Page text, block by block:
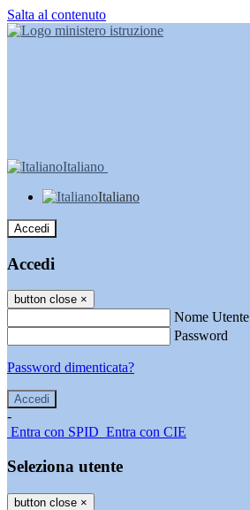
Salta al contenuto
Italiano
Italiano
Accedi
Accedi
button close ×
Nome Utente
Password
Password dimenticata?
-
Entra con SPID Entra con CIE
Seleziona utente
button close ×